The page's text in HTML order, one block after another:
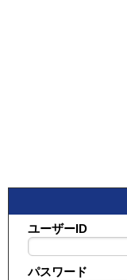
ユーザーID
パスワード